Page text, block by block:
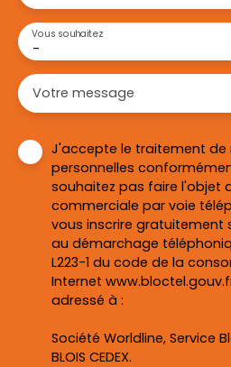
-
Vous souhaitez
Votre message
J'accepte le traitement de
personnelles
souhaitez pas faire l'objet
commerciale par voie
vous inscrire gratuitement
au démarchage
L223-1 du code de la
Internet
adressé à :
Société Worldline, Service
BLOIS CEDEX.